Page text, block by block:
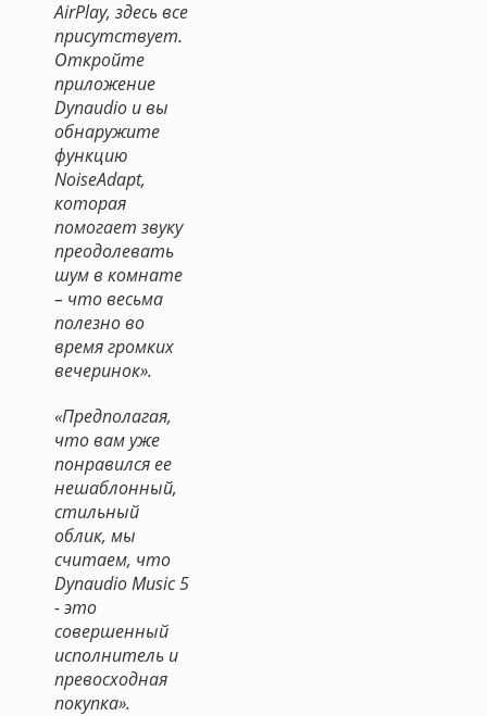
AirPlay, здесь все
присутствует.
Откройте
приложение
Dynaudio и вы
обнаружите
функцию
NoiseAdapt,
которая
помогает звуку
преодолевать
шум в комнате
– что весьма
полезно во
время громких
вечеринок».
«Предполагая,
что вам уже
понравился ее
нешаблонный,
стильный
облик, мы
считаем, что
Dynaudio Music 5
- это
совершенный
исполнитель и
превосходная
покупка».